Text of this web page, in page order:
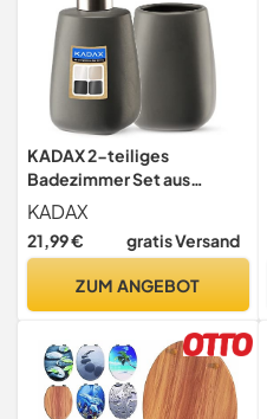
KADAX 2-teiliges
Badezimmer Set aus
Keramik, Badaccessoires,
Badzubehör,
Seifenspender,
Seifenschale und WC-
Anthrazit)
KADAX
21,99 € gratis Versand
ZUM ANGEBOT